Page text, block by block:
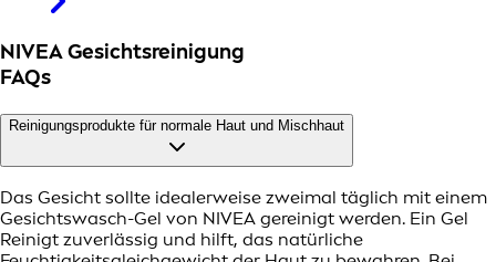
NIVEA Gesichtsreinigung
FAQs
Reinigungsprodukte für normale Haut und Mischhaut
Das Gesicht sollte idealerweise zweimal täglich mit einem
Gesichtswasch-Gel von NIVEA gereinigt werden. Ein Gel
Reinigt zuverlässig und hilft, das natürliche